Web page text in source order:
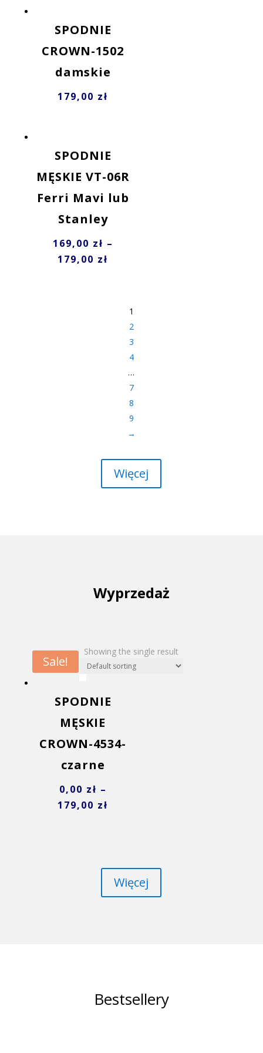
SPODNIE
CROWN-1502
damskie
179,00 zł
SPODNIE
MĘSKIE VT-06R
Ferri Mavi lub
Stanley
169,00 zł –
179,00 zł
1
2
3
4
…
7
8
9
→
Więcej
Wyprzedaż
Showing the single result
Sale!
SPODNIE
MĘSKIE
CROWN-4534-
czarne
0,00 zł –
179,00 zł
Więcej
Bestsellery